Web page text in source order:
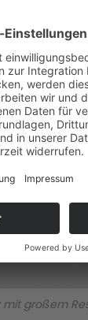
großem